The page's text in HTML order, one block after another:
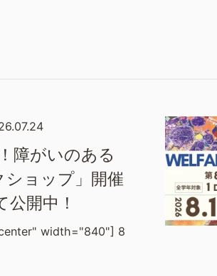
障がいのある
ョップ」開催
開中！
width="840"] 8